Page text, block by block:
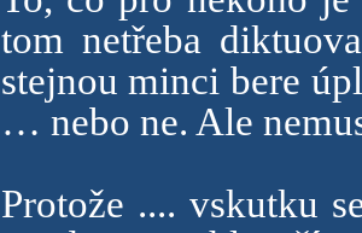
tom netřeba
stejnou minci bere
… nebo ne. Ale
Protože .... vskutku